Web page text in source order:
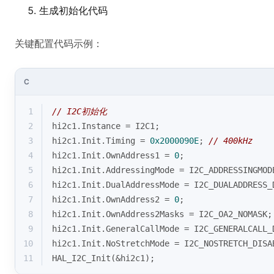
生成初始化代码
关键配置代码示例：
C
1
// I2C初始化
2
hi2c1.Instance = I2C1;
3
hi2c1.Init.Timing = 0x2000090E; // 400kHz
4
hi2c1.Init.OwnAddress1 = 0;
5
hi2c1.Init.AddressingMode =
6
hi2c1.Init.DualAddressMode =
7
hi2c1.Init.OwnAddress2 = 0;
8
hi2c1.Init.OwnAddress2Masks = I2C_OA2_NOMASK;
9
hi2c1.Init.GeneralCallMode =
10
hi2c1.Init.NoStretchMode =
11
HAL_I2C_Init(&hi2c1);